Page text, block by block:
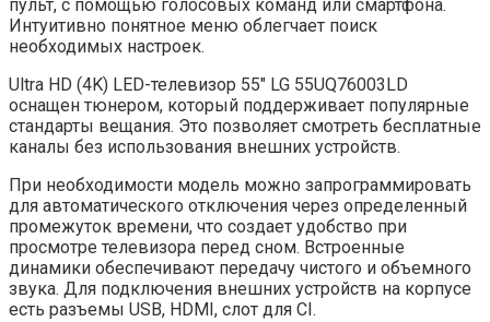
пульт, с помощью голосовых команд или смартфона.
Интуитивно понятное меню облегчает поиск
необходимых настроек.
Ultra HD (4K) LED-телевизор 55″ LG 55UQ76003LD
оснащен тюнером, который поддерживает популярные
стандарты вещания. Это позволяет смотреть бесплатные
каналы без использования внешних устройств.
При необходимости модель можно запрограммировать
для автоматического отключения через определенный
промежуток времени, что создает удобство при
просмотре телевизора перед сном. Встроенные
динамики обеспечивают передачу чистого и объемного
звука. Для подключения внешних устройств на корпусе
есть разъемы USB, HDMI, слот для CI.